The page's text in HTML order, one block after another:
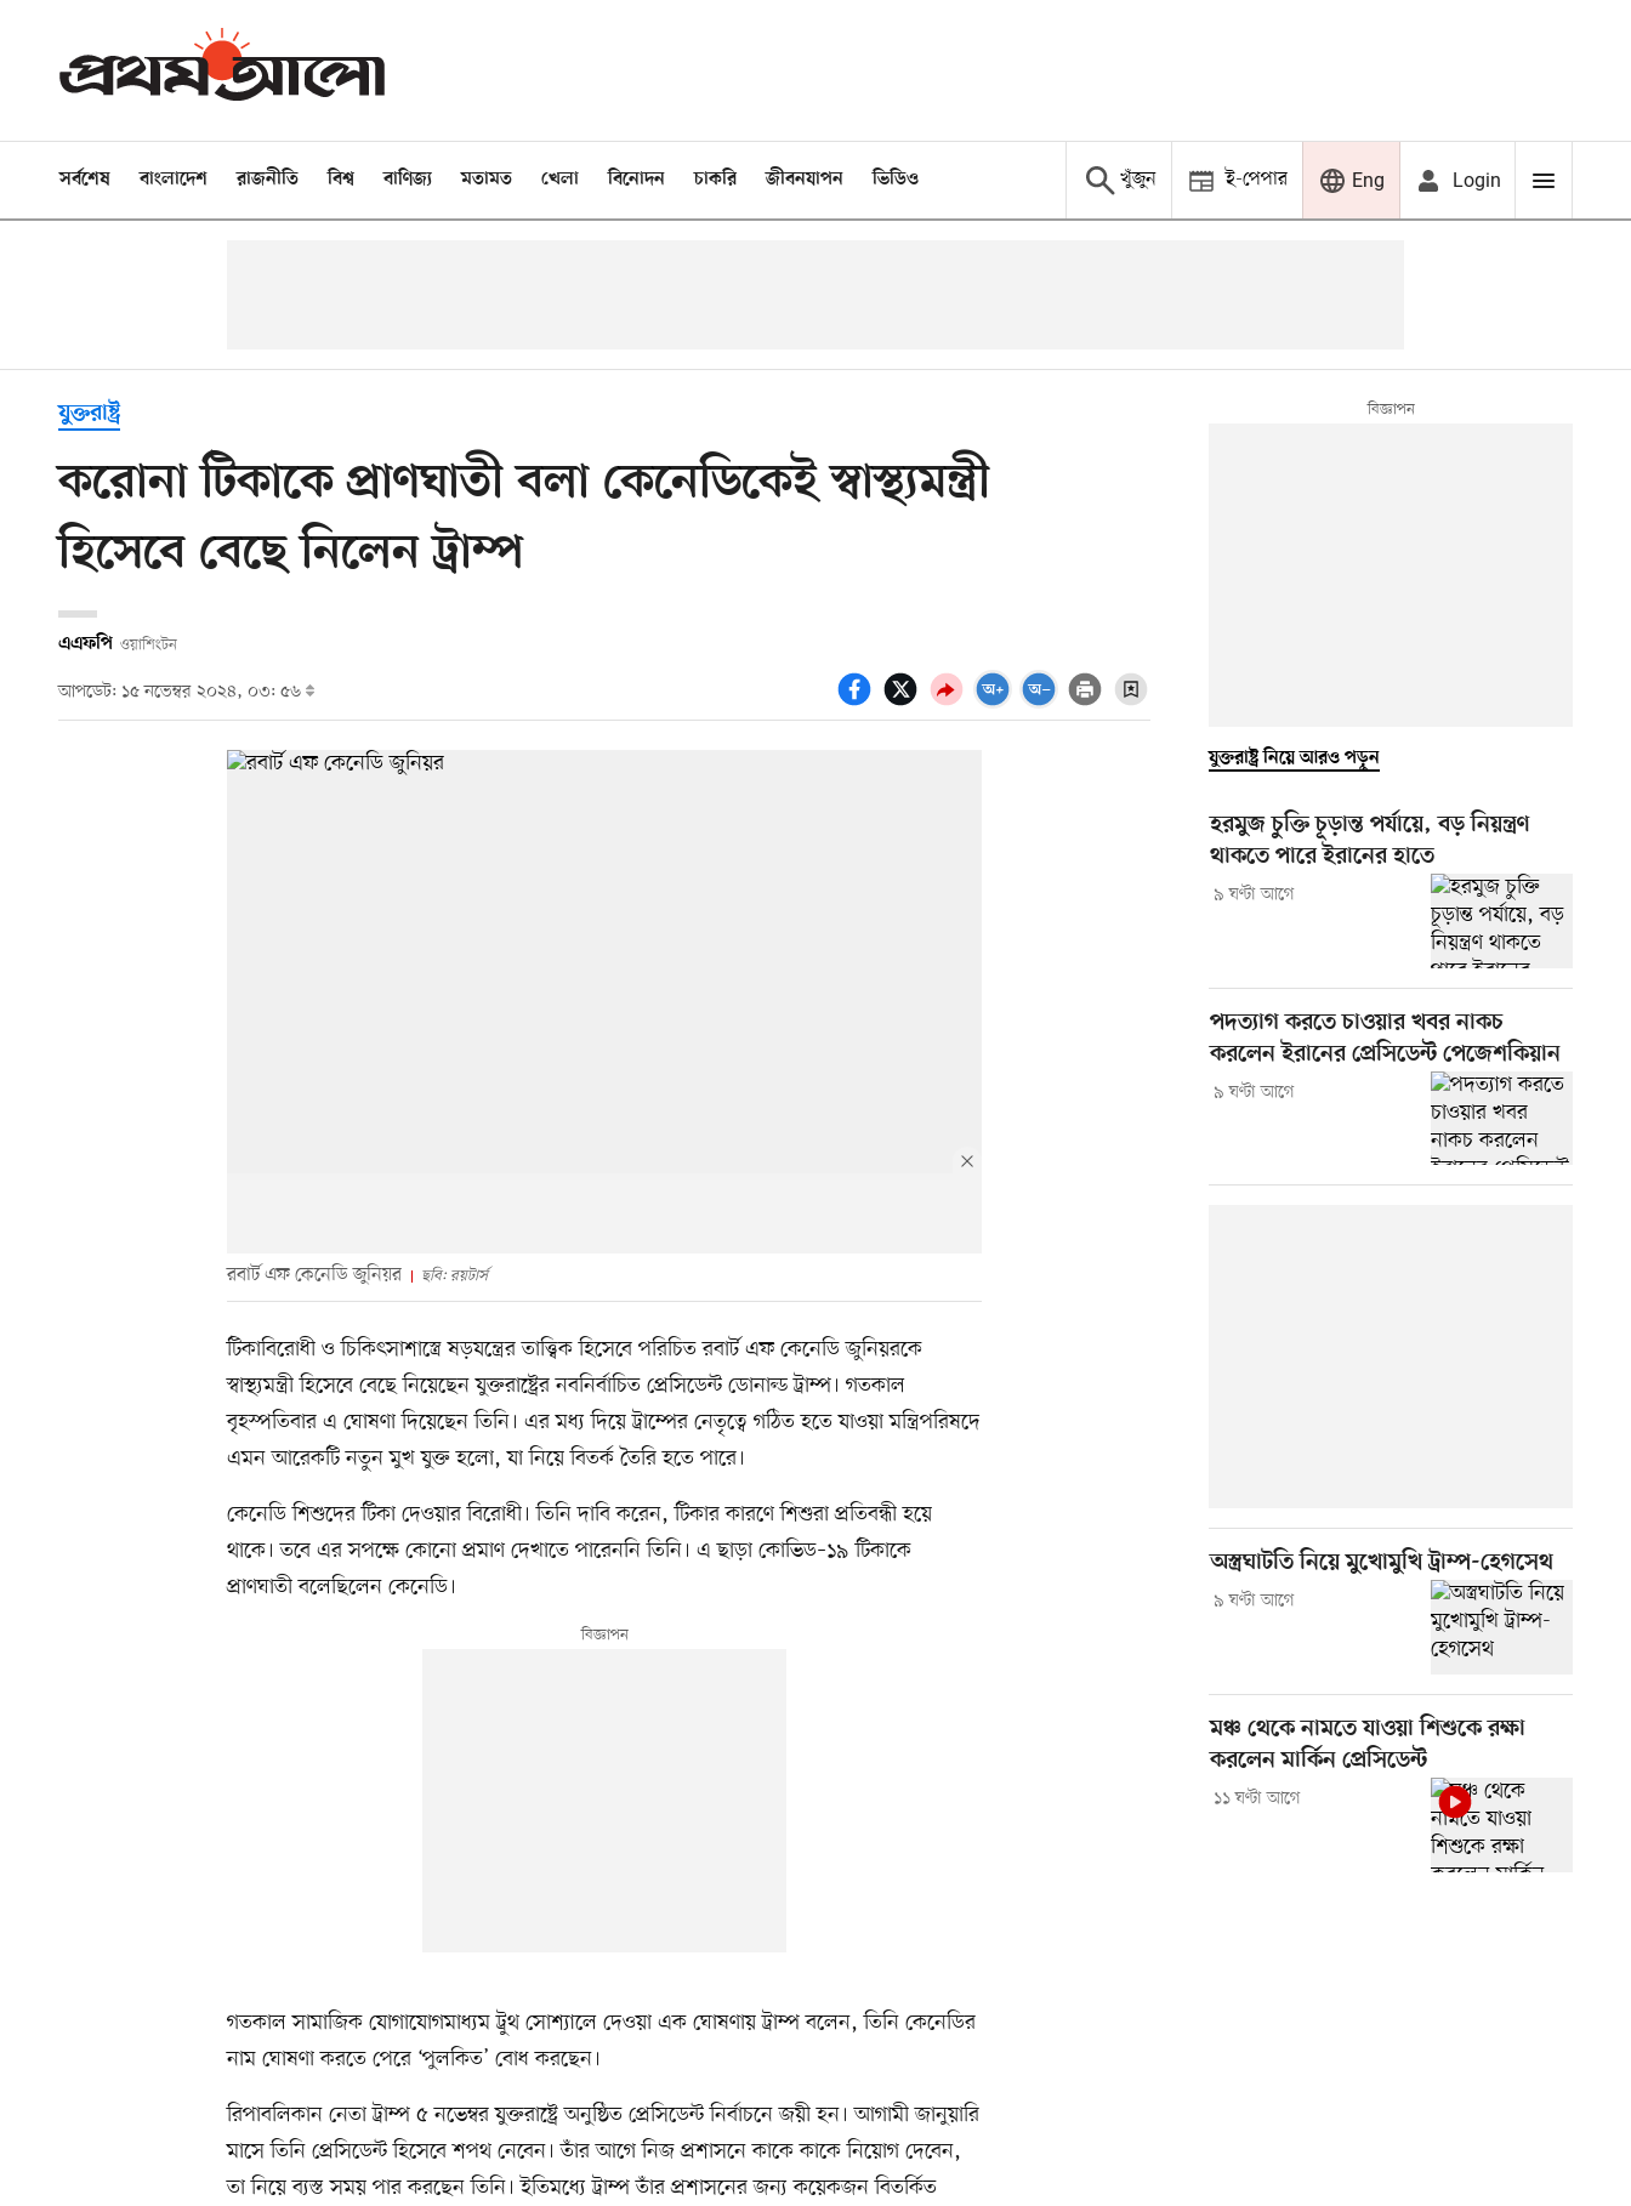
সর্বশেষ বাংলাদেশ রাজনীতি বিশ্ব বাণিজ্য মতামত খেলা বিনোদন চাকরি জীবনযাপন ভিডিও খুঁজুন ই-পেপার Eng Login
যুক্তরাষ্ট্র
করোনা টিকাকে প্রাণঘাতী বলা কেনেডিকেই স্বাস্থ্যমন্ত্রী
হিসেবে বেছে নিলেন ট্রাম্প
এএফপি ওয়াশিংটন
আপডেট: ১৫ নভেম্বর ২০২৪, ০৩: ৫৬
রবার্ট এফ কেনেডি জুনিয়র ছবি: রয়টার্স
টিকাবিরোধী ও চিকিৎসাশাস্ত্রে ষড়যন্ত্রের তাত্ত্বিক হিসেবে পরিচিত রবার্ট এফ কেনেডি জুনিয়রকে
স্বাস্থ্যমন্ত্রী হিসেবে বেছে নিয়েছেন যুক্তরাষ্ট্রের নবনির্বাচিত প্রেসিডেন্ট ডোনাল্ড ট্রাম্প। গতকাল
বৃহস্পতিবার এ ঘোষণা দিয়েছেন তিনি। এর মধ্য দিয়ে ট্রাম্পের নেতৃত্বে গঠিত হতে যাওয়া মন্ত্রিপরিষদে
এমন আরেকটি নতুন মুখ যুক্ত হলো, যা নিয়ে বিতর্ক তৈরি হতে পারে।
কেনেডি শিশুদের টিকা দেওয়ার বিরোধী। তিনি দাবি করেন, টিকার কারণে শিশুরা প্রতিবন্ধী হয়ে
থাকে। তবে এর সপক্ষে কোনো প্রমাণ দেখাতে পারেননি তিনি। এ ছাড়া কোভিড–১৯ টিকাকে
প্রাণঘাতী বলেছিলেন কেনেডি।
গতকাল সামাজিক যোগাযোগমাধ্যম ট্রুথ সোশ্যালে দেওয়া এক ঘোষণায় ট্রাম্প বলেন, তিনি কেনেডির
নাম ঘোষণা করতে পেরে ‘পুলকিত’ বোধ করছেন।
রিপাবলিকান নেতা ট্রাম্প ৫ নভেম্বর যুক্তরাষ্ট্রে অনুষ্ঠিত প্রেসিডেন্ট নির্বাচনে জয়ী হন। আগামী জানুয়ারি
মাসে তিনি প্রেসিডেন্ট হিসেবে শপথ নেবেন। তাঁর আগে নিজ প্রশাসনে কাকে কাকে নিয়োগ দেবেন,
তা নিয়ে ব্যস্ত সময় পার করছেন তিনি। ইতিমধ্যে ট্রাম্প তাঁর প্রশাসনের জন্য কয়েকজন বিতর্কিত
যুক্তরাষ্ট্র নিয়ে আরও পড়ুন
হরমুজ চুক্তি চূড়ান্ত পর্যায়ে, বড় নিয়ন্ত্রণ
থাকতে পারে ইরানের হাতে
৯ ঘণ্টা আগে
পদত্যাগ করতে চাওয়ার খবর নাকচ
করলেন ইরানের প্রেসিডেন্ট পেজেশকিয়ান
৯ ঘণ্টা আগে
অস্ত্রঘাটতি নিয়ে মুখোমুখি ট্রাম্প-হেগসেথ
৯ ঘণ্টা আগে
মঞ্চ থেকে নামতে যাওয়া শিশুকে রক্ষা
করলেন মার্কিন প্রেসিডেন্ট
১১ ঘণ্টা আগে